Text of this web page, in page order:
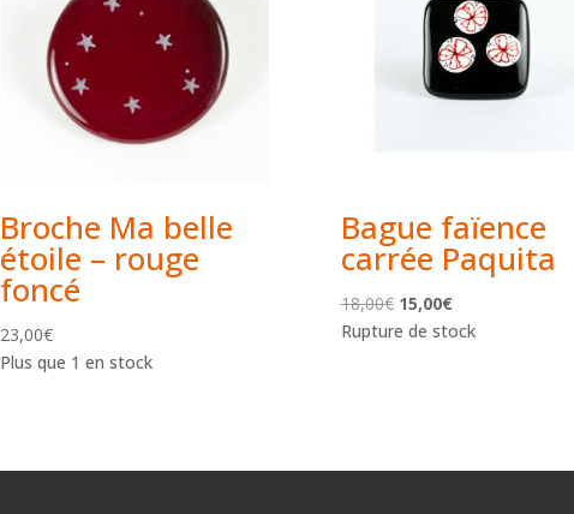
Broche Ma belle
étoile – rouge
foncé
23,00€
Plus que 1 en stock
Bague faïence
carrée Paquita
18,00€ Le
prix
15,00€Le
prix
Rupture de stock